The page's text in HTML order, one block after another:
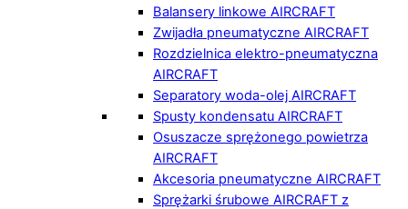
Balansery linkowe AIRCRAFT
Zwijadła pneumatyczne AIRCRAFT
Rozdzielnica elektro-pneumatyczna
AIRCRAFT
Separatory woda-olej AIRCRAFT
Spusty kondensatu AIRCRAFT
Osuszacze sprężonego powietrza
AIRCRAFT
Akcesoria pneumatyczne AIRCRAFT
Sprężarki śrubowe AIRCRAFT z